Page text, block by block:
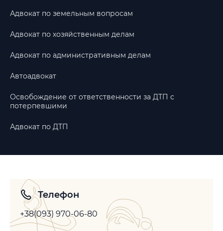
Адвокат по земельным вопросам
Адвокат по хозяйственным делам
Адвокат по административным делам
Автоадвокат
Освобождение от ответственности за ДТП с
потерпевшими
Адвокат по ДТП
Телефон
+38(093) 970-06-80